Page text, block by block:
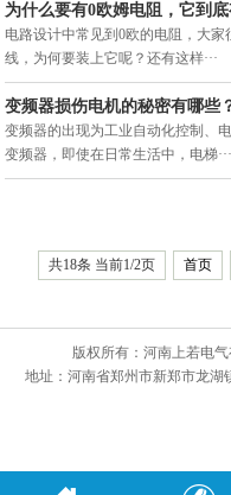
为什么要有0欧姆电阻，它到
电路设计中常见到0欧的电阻，大
线，为何要装上它呢？还有这样···
变频器损伤电机的秘密有哪些
变频器的出现为工业自动化控制、
变频器，即使在日常生活中，电梯···
共18条 当前1/2页 首页
版权所有：河南上若电
地址：河南省郑州市新郑市龙湖